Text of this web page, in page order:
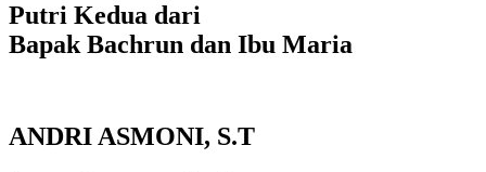
Putri Kedua dari
Bapak Bachrun dan Ibu Maria
ANDRI ASMONI, S.T